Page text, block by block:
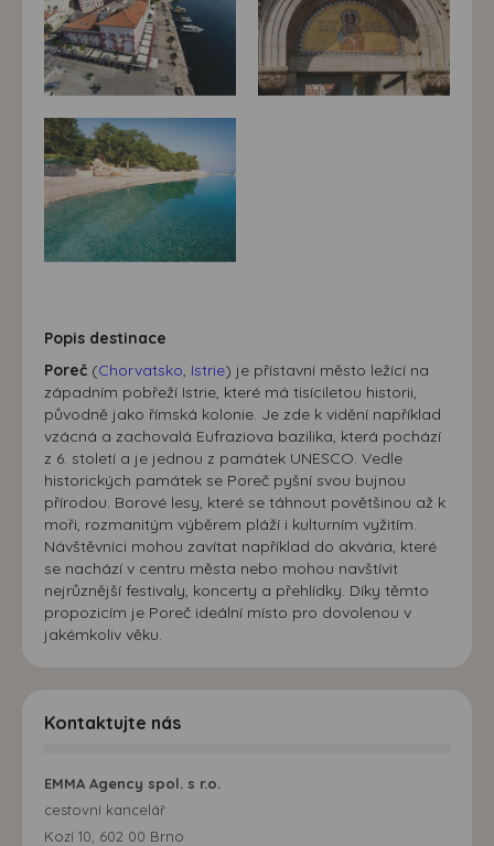
Popis destinace
Poreč (Chorvatsko, Istrie) je přístavní město ležící na
západním pobřeží Istrie, které má tisíciletou historii,
původně jako římská kolonie. Je zde k vidění například
vzácná a zachovalá Eufraziova bazilika, která pochází
z 6. století a je jednou z památek UNESCO. Vedle
historických památek se Poreč pyšní svou bujnou
přírodou. Borové lesy, které se táhnout povětšinou až k
moři, rozmanitým výběrem pláží i kulturním vyžitím.
Návštěvníci mohou zavítat například do akvária, které
se nachází v centru města nebo mohou navštívit
nejrůznější festivaly, koncerty a přehlídky. Díky těmto
propozicím je Poreč ideální místo pro dovolenou v
jakémkoliv věku.
Kontaktujte nás
EMMA Agency spol. s r.o.
cestovní kancelář
Kozí 10, 602 00 Brno